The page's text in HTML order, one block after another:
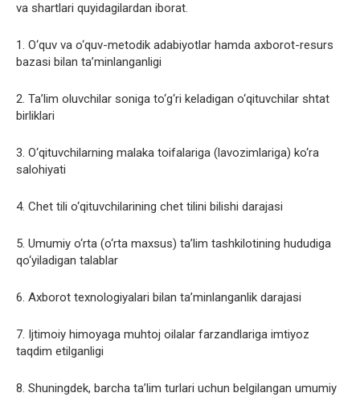
va shartlari quyidagilardan iborat.
1. O‘quv va o‘quv-metodik adabiyotlar hamda axborot-resurs
bazasi bilan taʼminlanganligi
2. Taʼlim oluvchilar soniga to‘g‘ri keladigan o‘qituvchilar shtat
birliklari
3. O‘qituvchilarning malaka toifalariga (lavozimlariga) ko‘ra
salohiyati
4. Chet tili o‘qituvchilarining chet tilini bilishi darajasi
5. Umumiy o‘rta (o‘rta maxsus) taʼlim tashkilotining hududiga
qo‘yiladigan talablar
6. Axborot texnologiyalari bilan taʼminlanganlik darajasi
7. Ijtimoiy himoyaga muhtoj oilalar farzandlariga imtiyoz
taqdim etilganligi
8. Shuningdek, barcha ta’lim turlari uchun belgilangan umumiy